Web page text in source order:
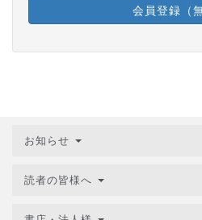
会員登録（
お知らせ
読者の皆様へ